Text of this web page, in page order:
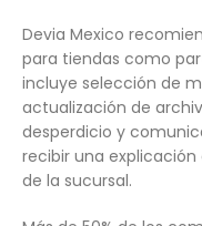
Devia Mexico
para tiendas como
incluye selección de
actualización de
desperdicio y
recibir una
de la sucursal.